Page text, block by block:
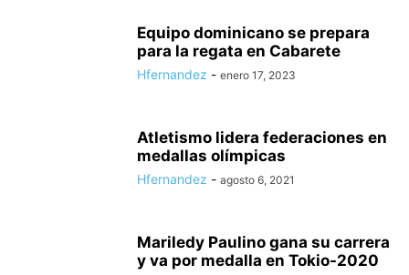
Equipo dominicano se prepara
para la regata en Cabarete
Hfernandez - enero 17, 2023
Atletismo lidera federaciones en
medallas olímpicas
Hfernandez - agosto 6, 2021
Mariledy Paulino gana su carrera
y va por medalla en Tokio-2020